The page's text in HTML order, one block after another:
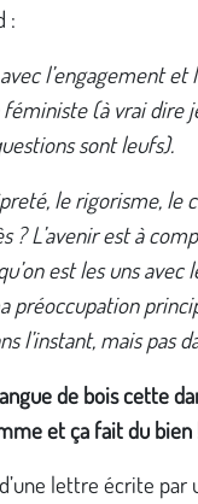
:
l’engagement
(à vrai dire
sont leufs).
le rigorisme, le
? L’avenir est à
est les uns
préoccupation
l’instant, mais pas
de bois cette
et ça fait du bien
lettre écrite par